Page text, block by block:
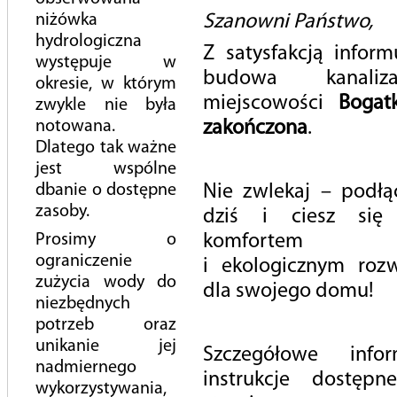
160 m3/h, Qd = 3520 m3/d przy ul Millenium w Głoskowie,
gm. Piaseczno
Planowany termin umowny uzyskania prawomocnego
pozwolenia na budowę: 24.05.2023 r.
Opracowanie dokumentacji projektowej w ramach
przebudowy, budowy i modernizacji sieci wodociągowej
w ciągu ul. Żeromskiego, Zgody, Al. Kalin w Piasecznie
oraz ul. Granicznej w Jastrzębiu - Zadanie I-IV
Planowany termin umowny uzyskania prawomocnego
pozwolenia na budowę: 66 tygodni od podpisania
Umowy.
Opracowanie dokumentacji projektowej w ramach
przebudowy, budowy i modernizacji sieci wodociągowej
w ciągu ul. Puławskiej, Kusocińskiego oraz Szkolnej w
Piasecznie - Zadanie I-III
Planowany termin umowny uzyskania prawomocnego
pozwolenia na budowę: 66 tygodni od podpisania
Umowy.
niżówka
hydrologiczna
występuje w
okresie, w którym
zwykle nie była
notowana.
Dlatego tak ważne
jest wspólne
dbanie o dostępne
zasoby.
Prosimy o
ograniczenie
zużycia wody do
niezbędnych
potrzeb oraz
unikanie jej
nadmiernego
wykorzystywania,
Szanowni Państwo,
Z satysfakcją
budowa
miejscowości
zakończona.
Nie zwlekaj –
dziś i ciesz się
komfortem
i ekologicznym
dla swojego domu!
Szczegółowe
instrukcje